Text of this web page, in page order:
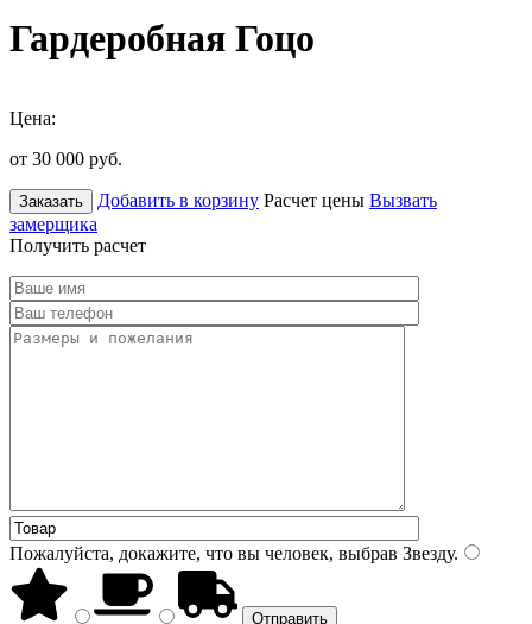
Гардеробная Гоцо
Цена:
от 30 000 руб.
Заказать Добавить в корзину Расчет цены Вызвать
замерщика
Получить расчет
Пожалуйста, докажите, что вы человек, выбрав Звезду.